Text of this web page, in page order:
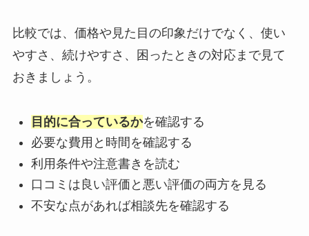
比較では、価格や見た目の印象だけでなく、使い
やすさ、続けやすさ、困ったときの対応まで見て
おきましょう。
目的に合っているかを確認する
必要な費用と時間を確認する
利用条件や注意書きを読む
口コミは良い評価と悪い評価の両方を見る
不安な点があれば相談先を確認する